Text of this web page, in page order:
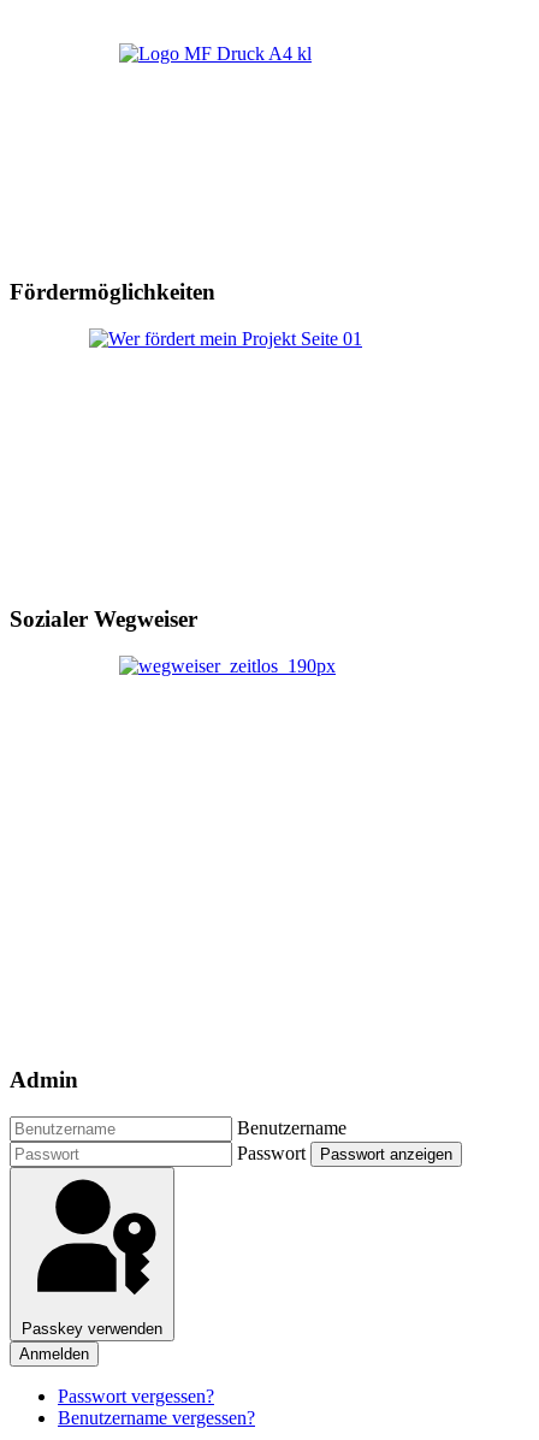
Fördermöglichkeiten
Sozialer Wegweiser
Admin
Benutzername
Passwort
Passwort anzeigen
Passkey verwenden
Anmelden
Passwort vergessen?
Benutzername vergessen?